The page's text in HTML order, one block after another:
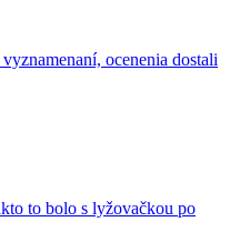
ocenenia dostali
to bolo s lyžovačkou po